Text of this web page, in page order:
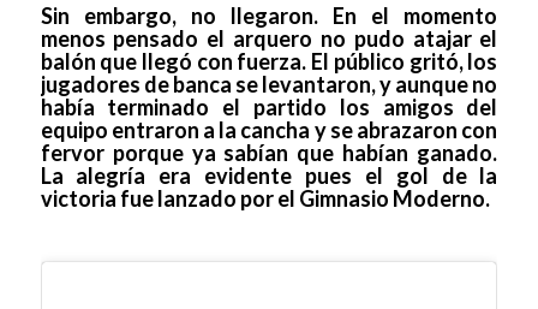
Sin embargo, no llegaron. En el momento
menos pensado el arquero no pudo atajar el
balón que llegó con fuerza. El público gritó, los
jugadores de banca se levantaron, y aunque no
había terminado el partido los amigos del
equipo entraron a la cancha y se abrazaron con
fervor porque ya sabían que habían ganado.
La alegría era evidente pues el gol de la
victoria fue lanzado por el Gimnasio Moderno.